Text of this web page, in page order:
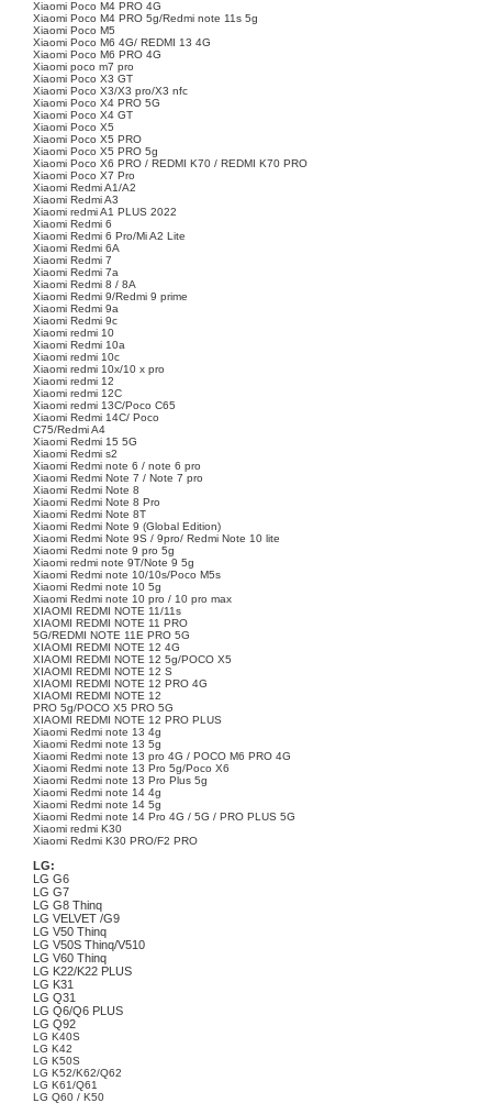
Xiaomi Poco M4 PRO 4G
Xiaomi Poco M4 PRO 5g/Redmi note 11s 5g
Xiaomi Poco M5
Xiaomi Poco M6 4G/ REDMI 13 4G
Xiaomi Poco M6 PRO 4G
Xiaomi poco m7 pro
Xiaomi Poco X3 GT
Xiaomi Poco X3/X3 pro/X3 nfc
Xiaomi Poco X4 PRO 5G
Xiaomi Poco X4 GT
Xiaomi Poco X5
Xiaomi Poco X5 PRO
Xiaomi Poco X5 PRO 5g
Xiaomi Poco X6 PRO / REDMI K70 / REDMI K70 PRO
Xiaomi Poco X7 Pro
Xiaomi Redmi A1/A2
Xiaomi Redmi A3
Xiaomi redmi A1 PLUS 2022
Xiaomi Redmi 6
Xiaomi Redmi 6 Pro/Mi A2 Lite
Xiaomi Redmi 6A
Xiaomi Redmi 7
Xiaomi Redmi 7a
Xiaomi Redmi 8 / 8A
Xiaomi Redmi 9/Redmi 9 prime
Xiaomi Redmi 9a
Xiaomi Redmi 9c
Xiaomi redmi 10
Xiaomi Redmi 10a
Xiaomi redmi 10c
Xiaomi redmi 10x/10 x pro
Xiaomi redmi 12
Xiaomi redmi 12C
Xiaomi redmi 13C/Poco C65
Xiaomi Redmi 14C/ Poco
C75/Redmi A4
Xiaomi Redmi 15 5G
Xiaomi Redmi s2
Xiaomi Redmi note 6 / note 6 pro
Xiaomi Redmi Note 7 / Note 7 pro
Xiaomi Redmi Note 8
Xiaomi Redmi Note 8 Pro
Xiaomi Redmi Note 8T
Xiaomi Redmi Note 9 (Global Edition)
Xiaomi Redmi Note 9S / 9pro/ Redmi Note 10 lite
Xiaomi Redmi note 9 pro 5g
Xiaomi redmi note 9T/Note 9 5g
Xiaomi Redmi note 10/10s/Poco M5s
Xiaomi Redmi note 10 5g
Xiaomi Redmi note 10 pro / 10 pro max
XIAOMI REDMI NOTE 11/11s
XIAOMI REDMI NOTE 11 PRO
5G/REDMI NOTE 11E PRO 5G
XIAOMI REDMI NOTE 12 4G
XIAOMI REDMI NOTE 12 5g/POCO X5
XIAOMI REDMI NOTE 12 S
XIAOMI REDMI NOTE 12 PRO 4G
XIAOMI REDMI NOTE 12
PRO 5g/POCO X5 PRO 5G
XIAOMI REDMI NOTE 12 PRO PLUS
Xiaomi Redmi note 13 4g
Xiaomi Redmi note 13 5g
Xiaomi Redmi note 13 pro 4G / POCO M6 PRO 4G
Xiaomi Redmi note 13 Pro 5g/Poco X6
Xiaomi Redmi note 13 Pro Plus 5g
Xiaomi Redmi note 14 4g
Xiaomi Redmi note 14 5g
Xiaomi Redmi note 14 Pro 4G / 5G / PRO PLUS 5G
Xiaomi redmi K30
Xiaomi Redmi K30 PRO/F2 PRO
LG:
LG G6
LG G7
LG G8 Thinq
LG VELVET /G9
LG V50 Thinq
LG V50S Thinq/V510
LG V60 Thinq
LG K22/K22 PLUS
LG K31
LG Q31
LG Q6/Q6 PLUS
LG Q92
LG K40S
LG K42
LG K50S
LG K52/K62/Q62
LG K61/Q61
LG Q60 / K50